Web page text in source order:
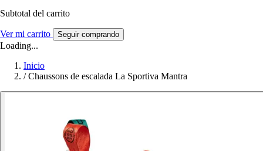
Subtotal del carrito
Ver mi carrito Seguir comprando
Loading...
Inicio
/ Chaussons de escalada La Sportiva Mantra